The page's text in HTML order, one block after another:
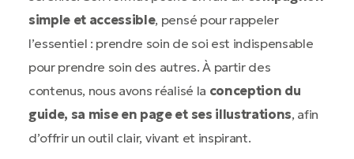
simple et accessible, pensé pour rappeler
l’essentiel : prendre soin de soi est indispensable
pour prendre soin des autres. À partir des
contenus, nous avons réalisé la conception du
guide, sa mise en page et ses illustrations, afin
d’offrir un outil clair, vivant et inspirant.